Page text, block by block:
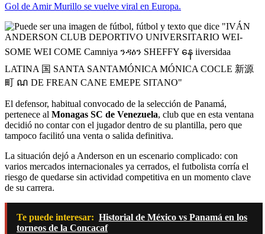
Gol de Amir Murillo se vuelve viral en Europa.
El defensor, habitual convocado de la selección de Panamá,
pertenece al Monagas SC de Venezuela, club que en esta ventana
decidió no contar con el jugador dentro de su plantilla, pero que
tampoco facilitó una venta o salida definitiva.
La situación dejó a Anderson en un escenario complicado: con
varios mercados internacionales ya cerrados, el futbolista corría el
riesgo de quedarse sin actividad competitiva en un momento clave
de su carrera.
Te puede interesar: Historial de México vs Panamá en los
torneos de la Concacaf